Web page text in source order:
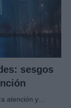
sesgos
atención y…